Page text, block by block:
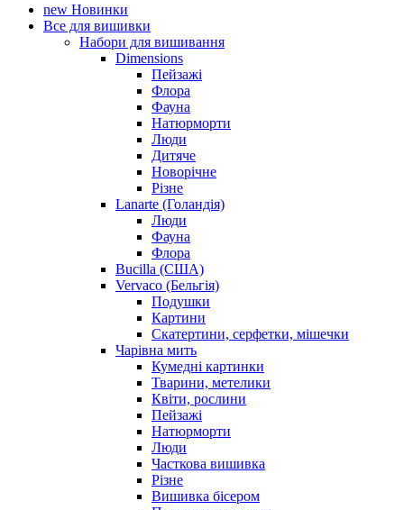
new Новинки
Все для вишивки
Набори для вишивання
Dimensions
Пейзажі
Флора
Фауна
Натюрморти
Люди
Дитяче
Новорічне
Різне
Lanarte (Голандія)
Люди
Фауна
Флора
Bucilla (США)
Vervaco (Бельгія)
Подушки
Картини
Скатертини, серфетки, мішечки
Чарiвна мить
Кумедні картинки
Тварини, метелики
Квіти, рослини
Пейзажі
Натюрморти
Люди
Часткова вишивка
Різне
Вишивка бісером